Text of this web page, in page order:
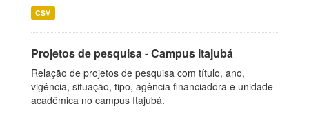
CSV
Projetos de pesquisa - Campus Itajubá
Relação de projetos de pesquisa com título, ano,
vigência, situação, tipo, agência financiadora e unidade
acadêmica no campus Itajubá.